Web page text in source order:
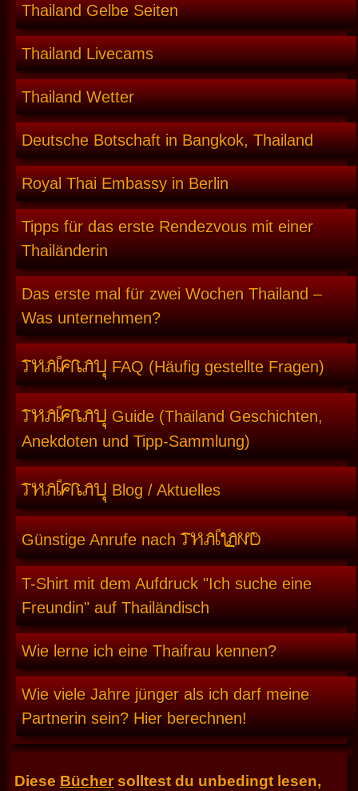
Thailand Gelbe Seiten
Thailand Livecams
Thailand Wetter
Deutsche Botschaft in Bangkok, Thailand
Royal Thai Embassy in Berlin
Tipps für das erste Rendezvous mit einer
Thailänderin
Das erste mal für zwei Wochen Thailand –
Was unternehmen?
THAIFRAUFAQ (Häufig gestellte Fragen)
THAIFRAU Guide (Thailand Geschichten,
Anekdoten und Tipp-Sammlung)
THAIFRAUBlog / Aktuelles
Günstige Anrufe nachTHAILAND
T-Shirt mit dem Aufdruck "Ich suche eine
Freundin" auf Thailändisch
Wie lerne ich eine Thaifrau kennen?
Wie viele Jahre jünger als ich darf meine
Partnerin sein? Hier berechnen!
Diese Büchersolltest du unbedingt lesen,